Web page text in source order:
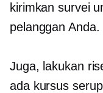
kirimkan survei
pelanggan Anda.
Juga, lakukan
ada kursus